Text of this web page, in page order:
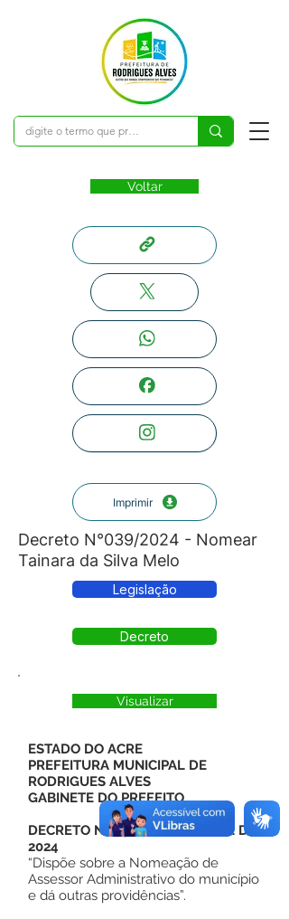
Voltar
Imprimir
Decreto N°039/2024 - Nomear
Tainara da Silva Melo
Legislação
Decreto
Visualizar
ESTADO DO ACRE
PREFEITURA MUNICIPAL DE
RODRIGUES ALVES
GABINETE DO PREFEITO
DECRETO Nº 39, DE 12 DE ABRIL DE
2024
“Dispõe sobre a Nomeação de
Assessor Administrativo do município
e dá outras providências”.